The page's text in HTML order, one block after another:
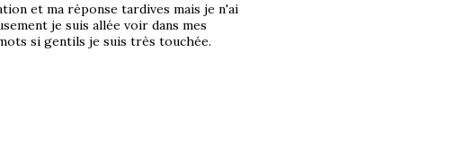
et ma réponse tardives mais je n'ai
je suis allée voir dans mes
si gentils je suis très touchée.